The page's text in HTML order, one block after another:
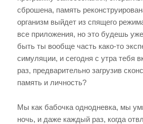
сброшена, память
организм выйдет из спящего
все приложения, но это будешь
быть ты вообще часть како-то
симуляции, и сегодня с утра тебя
раз, предварительно загрузив
память и личность?
Мы как бабочка однодневка, мы
ночь, и даже каждый раз, когда